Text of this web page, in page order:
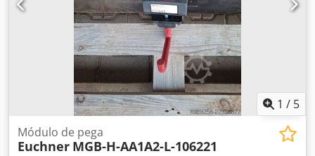
1 / 5
Módulo de pega
Euchner MGB-H-AA1A2-L-106221